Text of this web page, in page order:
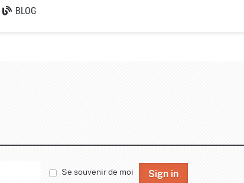
BLOG
Se souvenir de moi Sign in